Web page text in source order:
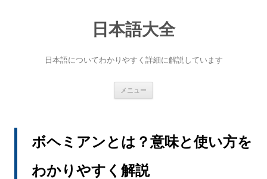
日本語大全
日本語についてわかりやすく詳細に解説しています
メニュー
ボヘミアンとは？意味と使い方を
わかりやすく解説